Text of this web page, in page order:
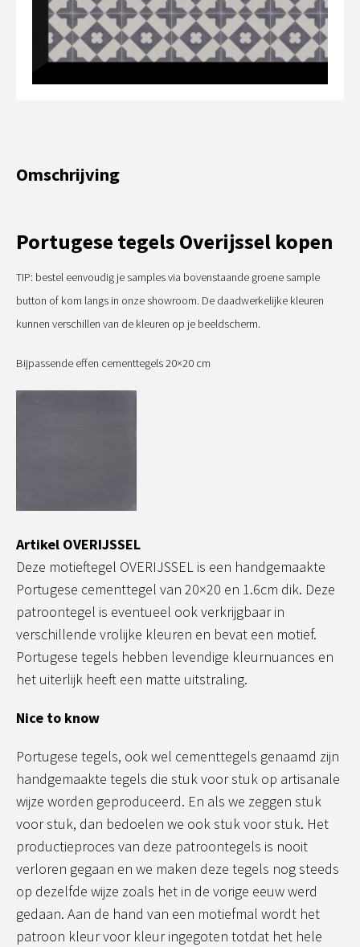
Omschrijving
Portugese tegels Overijssel kopen
TIP: bestel eenvoudig je samples via bovenstaande groene sample
button of kom langs in onze showroom. De daadwerkelijke kleuren
kunnen verschillen van de kleuren op je beeldscherm.
Bijpassende effen cementtegels 20×20 cm
Artikel OVERIJSSEL
Deze motieftegel OVERIJSSEL is een handgemaakte
Portugese cementtegel van 20×20 en 1.6cm dik. Deze
patroontegel is eventueel ook verkrijgbaar in
verschillende vrolijke kleuren en bevat een motief.
Portugese tegels hebben levendige kleurnuances en
het uiterlijk heeft een matte uitstraling.
Nice to know
Portugese tegels, ook wel cementtegels genaamd zijn
handgemaakte tegels die stuk voor stuk op artisanale
wijze worden geproduceerd. En als we zeggen stuk
voor stuk, dan bedoelen we ook stuk voor stuk. Het
productieproces van deze patroontegels is nooit
verloren gegaan en we maken deze tegels nog steeds
op dezelfde wijze zoals het in de vorige eeuw werd
gedaan. Aan de hand van een motiefmal wordt het
patroon kleur voor kleur ingegoten totdat het hele